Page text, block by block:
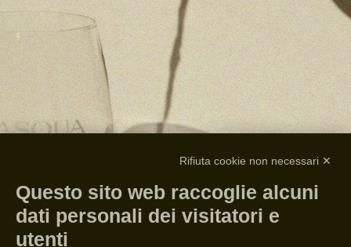
Rifiuta cookie non necessari ✕
Questo sito web raccoglie alcuni
dati personali dei visitatori e
utenti